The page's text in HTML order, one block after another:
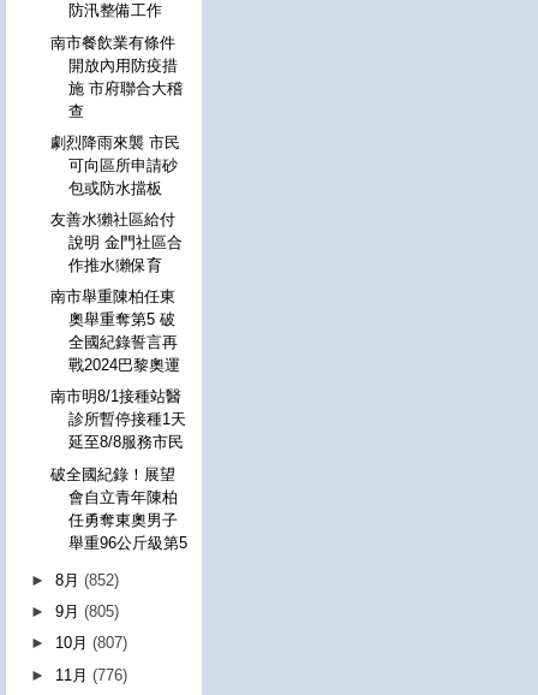
防汛整備工作
南市餐飲業有條件
開放內用防疫措
施 市府聯合大稽
查
劇烈降雨來襲 市民
可向區所申請砂
包或防水擋板
友善水獺社區給付
說明 金門社區合
作推水獺保育
南市舉重陳柏任東
奧舉重奪第5 破
全國紀錄誓言再
戰2024巴黎奧運
南市明8/1接種站醫
診所暫停接種1天
延至8/8服務市民
破全國紀錄！展望
會自立青年陳柏
任勇奪東奧男子
舉重96公斤級第5
►8月(852)
►9月(805)
► 10月(807)
► 11月(776)